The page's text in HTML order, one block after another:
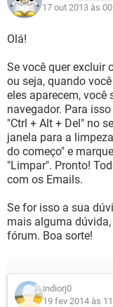
17 out 2013 às
Olá!
Se você quer excluir
ou seja, quando
eles aparecem,
navegador. Para
"Ctrl + Alt + Del" no
janela para a
do começo" e
"Limpar". Pronto!
com os Emails.
Se for isso a sua
mais alguma
fórum. Boa sorte!
indiorj0
19 fev 2014 às